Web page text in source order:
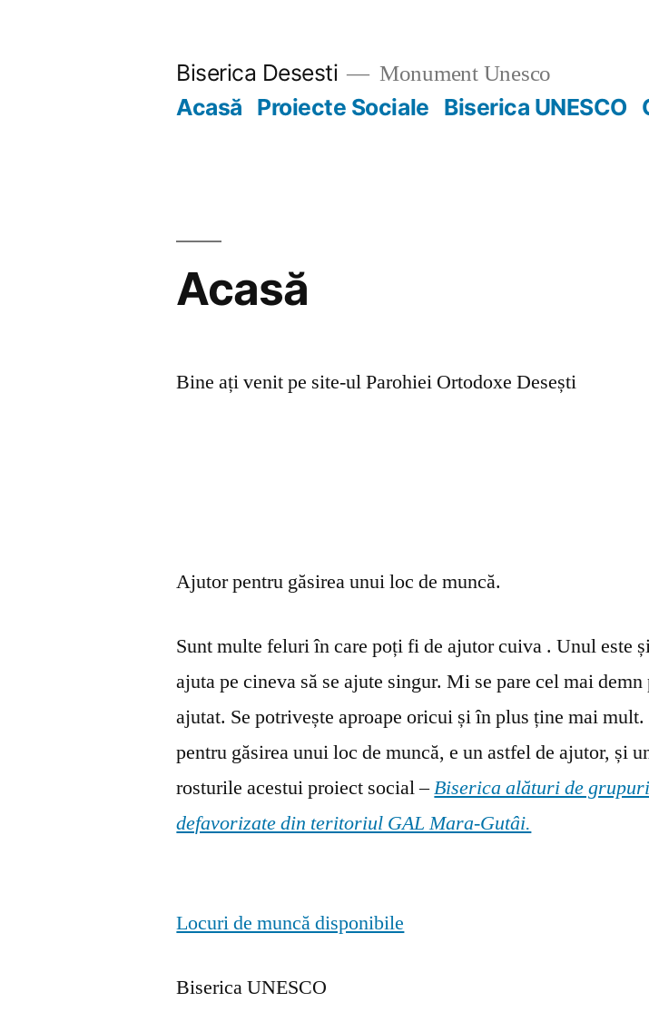
Biserica Desesti Monument Unesco
Acasă Proiecte Sociale Biserica UNESCO
Acasă
Bine ați venit pe site-ul Parohiei Ortodoxe Desești
Ajutor pentru găsirea unui loc de muncă.
Sunt multe feluri în care poți fi de ajutor cuiva . Unul este
ajuta pe cineva să se ajute singur. Mi se pare cel mai
ajutat. Se potrivește aproape oricui și în plus ține mai
pentru găsirea unui loc de muncă, e un astfel de ajutor, și
rosturile acestui proiect social –Biserica alături de
defavorizate din teritoriul GAL Mara-Gutâi.
Locuri de muncă disponibile
Biserica UNESCO